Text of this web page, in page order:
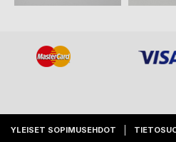
YLEISET SOPIMUSEHDOT